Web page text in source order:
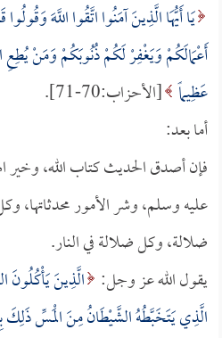
يَا أَيُّهَا الَّذِينَ آمَنُوا اتَّقُوا اللَّهَ
أَعْمَالَكُمْ وَيَغْفِرْ لَكُمْ ذُنُوبَكُمْ وَمَنْ يُطِعِ
عَظِيماً [الأحزاب:70-71].
أما بعد:
فإن أصدق الحديث كتاب الله، وخير
عليه وسلم، وشر الأمور محدثاتها،
ضلالة، وكل ضلالة في النار.
يقول الله عز وجل: الَّذِينَ يَأْكُلُونَ
الَّذِي يَتَخَبَّطُهُ الشَّيْطَانُ مِنَ الْمَسِّ ذَلِكَ